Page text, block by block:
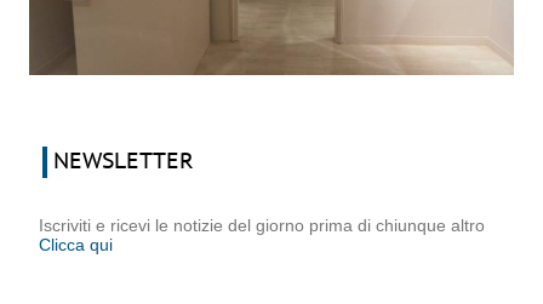
NEWSLETTER
Iscriviti e ricevi le notizie del giorno prima di chiunque altro
Clicca qui